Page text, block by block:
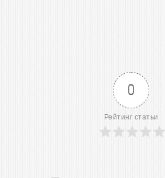
0
Рейтинг статьи